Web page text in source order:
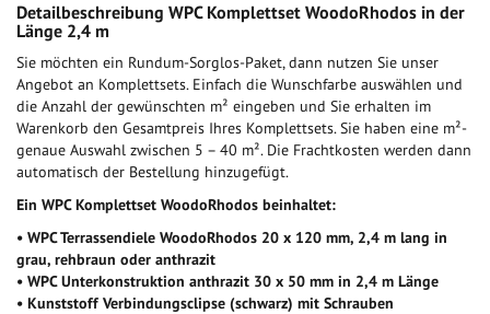
Detailbeschreibung WPC Komplettset WoodoRhodos in der
Länge 2,4 m
Sie möchten ein Rundum-Sorglos-Paket, dann nutzen Sie unser
Angebot an Komplettsets. Einfach die Wunschfarbe auswählen und
die Anzahl der gewünschten m² eingeben und Sie erhalten im
Warenkorb den Gesamtpreis Ihres Komplettsets. Sie haben eine m²-
genaue Auswahl zwischen 5 – 40 m². Die Frachtkosten werden dann
automatisch der Bestellung hinzugefügt.
Ein WPC Komplettset WoodoRhodos beinhaltet:
• WPC Terrassendiele WoodoRhodos 20 x 120 mm, 2,4 m lang in
grau, rehbraun oder anthrazit
• WPC Unterkonstruktion anthrazit 30 x 50 mm in 2,4 m Länge
• Kunststoff Verbindungsclipse (schwarz) mit Schrauben